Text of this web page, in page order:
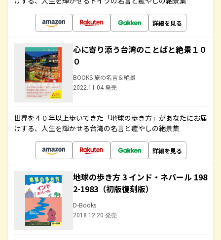
詳細を見る
心に寄り添う台湾のことばと絶景１０
０
BOOKS 旅の名言＆絶景
2022.11.04 発売
世界を４０年以上歩いてきた「地球の歩き方」があなたにお届
けする、人生を輝かせる台湾の名言と癒やしの絶景集
詳細を見る
地球の歩き方 3 インド・ネパール 198
2-1983（初版復刻版）
D-Books
2018.12.20 発売